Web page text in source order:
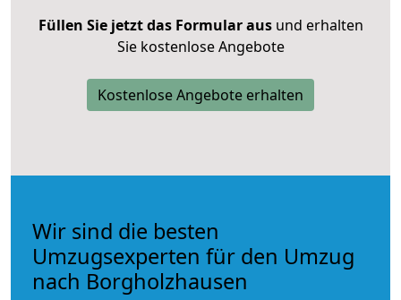
Füllen Sie jetzt das Formular ausund erhalten
Sie kostenlose Angebote
Kostenlose Angebote erhalten
Wir sind die besten
Umzugsexperten für den Umzug
nach Borgholzhausen